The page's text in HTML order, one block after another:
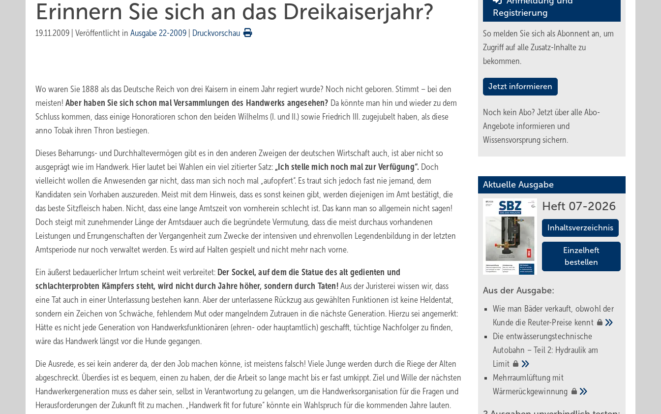
Erinnern Sie sich an das Dreikaiserjahr?
19.11.2009 Veröffentlicht in Ausgabe 22-2009 Druckvorschau
Wo waren Sie 1888 als das Deutsche Reich von drei Kaisern in einem Jahr regiert wurde? Noch nicht geboren. Stimmt – bei den
meisten! Aber haben Sie sich schon mal Versammlungen des Handwerks angesehen? Da könnte man hin und wieder zu dem
Schluss kommen, dass einige Honoratioren schon den beiden Wilhelms (I. und II.) sowie Friedrich III. zugejubelt haben, als diese
anno Tobak ihren Thron bestiegen.
Dieses Beharrungs- und Durchhaltevermögen gibt es in den anderen Zweigen der deutschen Wirtschaft auch, ist aber nicht so
ausgeprägt wie im Handwerk. Hier lautet bei Wahlen ein viel zitierter Satz: „Ich stelle mich noch mal zur Verfügung“. Doch
vielleicht wollen die Anwesenden gar nicht, dass man sich noch mal „aufopfert“. Es traut sich jedoch fast nie jemand, dem
Kandidaten sein Vorhaben auszureden. Meist mit dem Hinweis, dass es sonst keinen gibt, werden diejenigen im Amt bestätigt, die
das beste Sitzfleisch haben. Nicht, dass eine lange Amtszeit von vornherein schlecht ist. Das kann man so allgemein nicht sagen!
Doch steigt mit zunehmender Länge der Amtsdauer auch die begründete Vermutung, dass die meist durchaus vorhandenen
Leistungen und Errungenschaften der Vergangenheit zum Zwecke der intensiven und ehrenvollen Legendenbildung in der letzten
Amtsperiode nur noch verwaltet werden. Es wird auf Halten gespielt und nicht mehr nach vorne.
Ein äußerst bedauerlicher Irrtum scheint weit verbreitet: Der Sockel, auf dem die Statue des alt gedienten und
schlachterprobten Kämpfers steht, wird nicht durch Jahre höher, sondern durch Taten!Aus der Juristerei wissen wir, dass
eine Tat auch in einer Unterlassung bestehen kann. Aber der unterlassene Rückzug aus gewählten Funk­tionen ist keine Heldentat,
sondern ein Zeichen von Schwäche, fehlendem Mut oder mangelndem Zutrauen in die nächste Generation. Hierzu sei angemerkt:
Hätte es nicht jede Generation von Handwerksfunktionären (ehren- oder hauptamtlich) geschafft, tüchtige Nachfolger zu finden,
wäre das Handwerk längst vor die Hunde gegangen.
Die Ausrede, es sei kein anderer da, der den Job machen könne, ist meistens falsch! Viele Junge werden durch die Riege der Alten
abgeschreckt. Überdies ist es bequem, einen zu haben, der die Arbeit so lange macht bis er fast umkippt. Ziel und Wille der nächsten
Handwerkergenera­tion muss es daher sein, selbst in Verantwortung zu gelangen, um die Handwerksorganisation für die Fragen und
Herausforderungen der Zukunft fit zu machen. „Handwerk fit for future“ könnte ein Wahlspruch für die kommenden Jahre lauten.
Registrierung
So melden Sie sich als Abonnent an, um
Zugriff auf alle Zusatz-Inhalte zu
bekommen.
Jetzt informieren
Noch kein Abo? Jetzt über alle Abo-
Angebote informieren und
Wissensvorsprung sichern.
Aktuelle Ausgabe
Heft 07-2026
Inhaltsverzeichnis
Einzelheft
bestellen
Aus der Ausgabe:
Wie man Bäder verkauft, obwohl der
Kunde die Reuter-Preise kennt
Die entwässerungstechnische
Autobahn – Teil 2: Hydraulik am
Limit
Mehrraumlüftung mit
Wärmerückgewinnung